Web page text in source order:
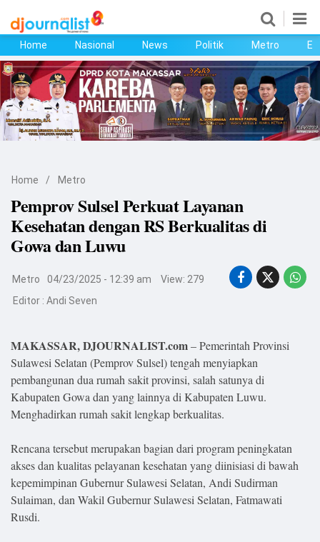
Home
Nasional
News
Ekonomi
Olahraga
Bola
Opini
Home Nasional News Politik Metro
Home / Metro
Pemprov Sulsel Perkuat Layanan
Kesehatan dengan RS Berkualitas di
Gowa dan Luwu
Metro 04/23/2025 - 12:39 am
View: 279
Editor : Andi Seven
MAKASSAR, DJOURNALIST.com– Pemerintah Provinsi
Sulawesi Selatan (Pemprov Sulsel) tengah menyiapkan
pembangunan dua rumah sakit provinsi, salah satunya di
Kabupaten Gowa dan yang lainnya di Kabupaten Luwu.
Menghadirkan rumah sakit lengkap berkualitas.
Rencana tersebut merupakan bagian dari program peningkatan
akses dan kualitas pelayanan kesehatan yang diinisiasi di bawah
kepemimpinan Gubernur Sulawesi Selatan, Andi Sudirman
Sulaiman, dan Wakil Gubernur Sulawesi Selatan, Fatmawati
Rusdi.